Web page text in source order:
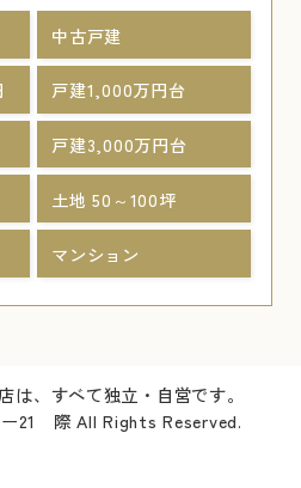
中古戸建
戸建1,000万円台
戸建3,000万円台
土地 50～100坪
マンション
は、すべて独立・自営です。
21 際 All Rights Reserved.